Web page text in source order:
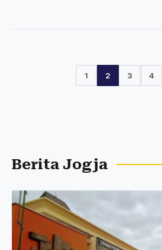
1 2 3 4
Berita Jogja